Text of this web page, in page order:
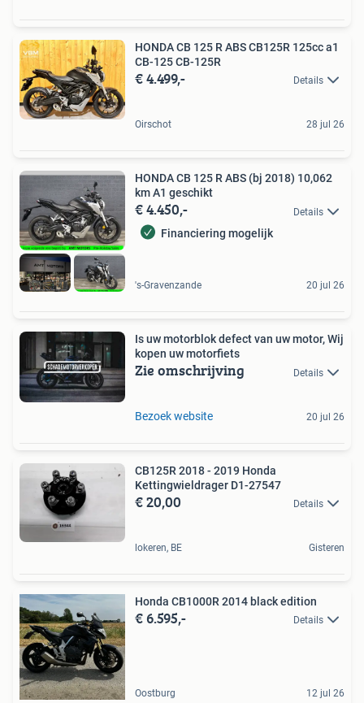
HONDA CB 125 R ABS CB125R 125cc a1
CB-125 CB-125R
€ 4.499,- Details
Oirschot 28 jul 26
HONDA CB 125 R ABS (bj 2018) 10,062
km A1 geschikt
€ 4.450,- Details
Financiering mogelijk
's-Gravenzande 20 jul 26
Is uw motorblok defect van uw motor, Wij
kopen uw motorfiets
Zie omschrijving Details
Bezoek website 20 jul 26
CB125R 2018 - 2019 Honda
Kettingwieldrager D1-27547
€ 20,00 Details
lokeren, BE Gisteren
Honda CB1000R 2014 black edition
€ 6.595,- Details
Oostburg 12 jul 26